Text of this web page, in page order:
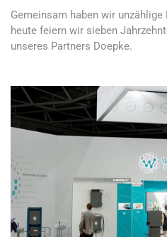
Gemeinsam haben wir
heute feiern wir sieben
unseres Partners Doepke.